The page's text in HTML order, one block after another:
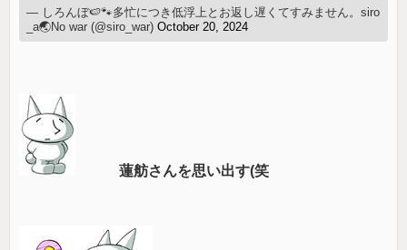
— しろんぼ🍉🐾多忙につき低浮上とお返し遅くてすみません。siro
_a🌏No war (@siro_war)October 20, 2024
蓮舫さんを思い出す(笑